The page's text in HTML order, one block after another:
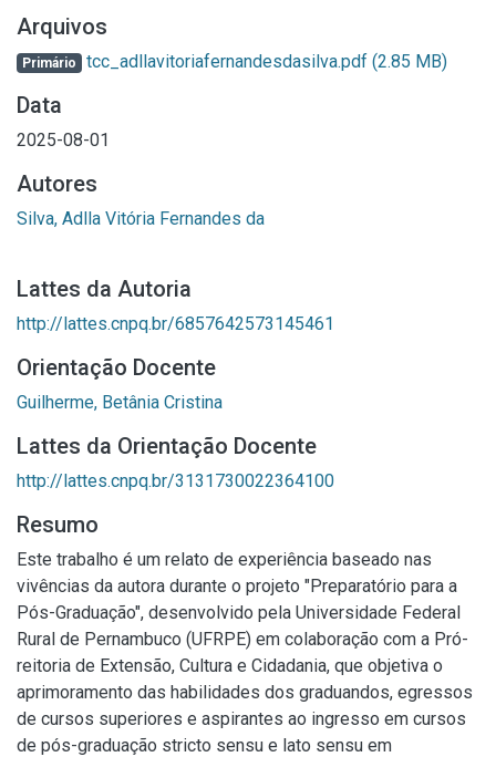
Arquivos
Primário tcc_adllavitoriafernandesdasilva.pdf (2.85 MB)
Data
2025-08-01
Autores
Silva, Adlla Vitória Fernandes da
Lattes da Autoria
http://lattes.cnpq.br/6857642573145461
Orientação Docente
Guilherme, Betânia Cristina
Lattes da Orientação Docente
http://lattes.cnpq.br/3131730022364100
Resumo
Este trabalho é um relato de experiência baseado nas
vivências da autora durante o projeto "Preparatório para a
Pós-Graduação", desenvolvido pela Universidade Federal
Rural de Pernambuco (UFRPE) em colaboração com a Pró-
reitoria de Extensão, Cultura e Cidadania, que objetiva o
aprimoramento das habilidades dos graduandos, egressos
de cursos superiores e aspirantes ao ingresso em cursos
de pós-graduação stricto sensu e lato sensu em